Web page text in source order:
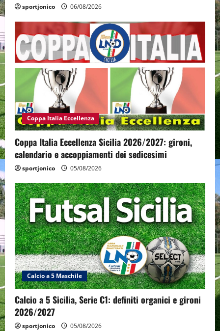
sportjonico 06/08/2026
Coppa Italia Eccellenza
Coppa Italia Eccellenza Sicilia 2026/2027: gironi,
calendario e accoppiamenti dei sedicesimi
sportjonico 05/08/2026
Calcio a 5 Maschile
Calcio a 5 Sicilia, Serie C1: definiti organici e gironi
2026/2027
sportjonico 05/08/2026